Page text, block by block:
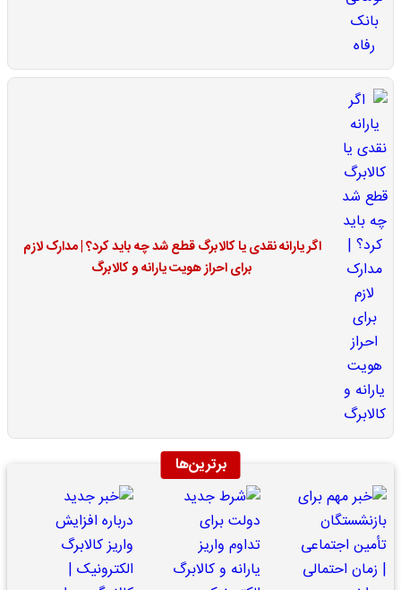
اگر یارانه نقدی یا کالابرگ قطع شد چه باید کرد؟ | مدارک لازم
برای احراز هویت یارانه و کالابرگ
برترین‌ها